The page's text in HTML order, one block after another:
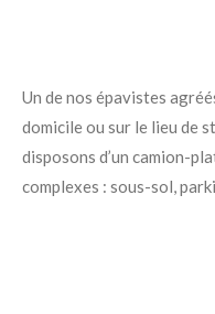
Un de nos épavistes
domicile ou sur le lieu de
disposons d’un camion-
complexes : sous-sol,